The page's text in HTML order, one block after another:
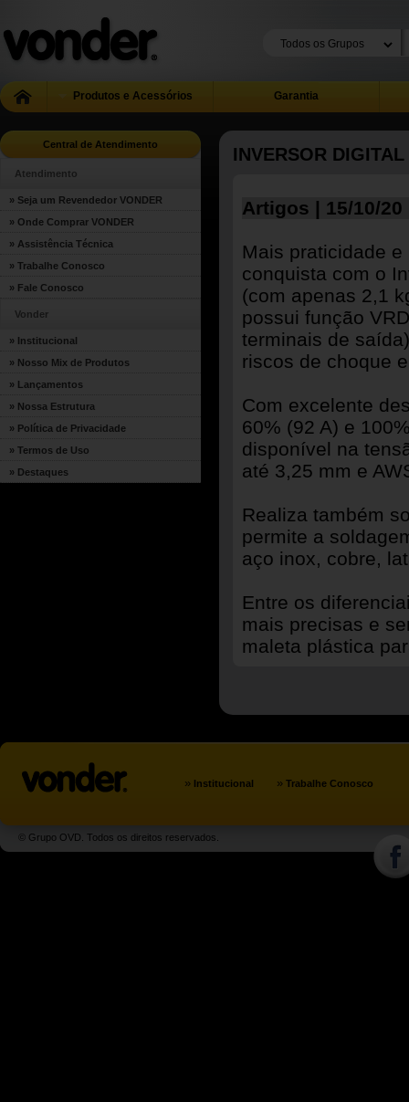
Produtos e Acessórios Garantia
Central de Atendimento
Atendimento
» Seja um Revendedor VONDER
» Onde Comprar VONDER
» Assistência Técnica
» Trabalhe Conosco
» Fale Conosco
Vonder
» Institucional
» Nosso Mix de Produtos
» Lançamentos
» Nossa Estrutura
» Política de Privacidade
» Termos de Uso
» Destaques
INVERSOR
Artigos | 15/10/20
Mais praticidade
conquista com o
(com apenas 2,1
possui função
terminais de
riscos de choque
Com excelente
60% (92 A) e
disponível na
até 3,25 mm e
Realiza também
permite a
aço inox, cobre,
Entre os
mais precisas e
maleta plástica
» Institucional » Trabalhe Conosco
© Grupo OVD. Todos os direitos reservados.